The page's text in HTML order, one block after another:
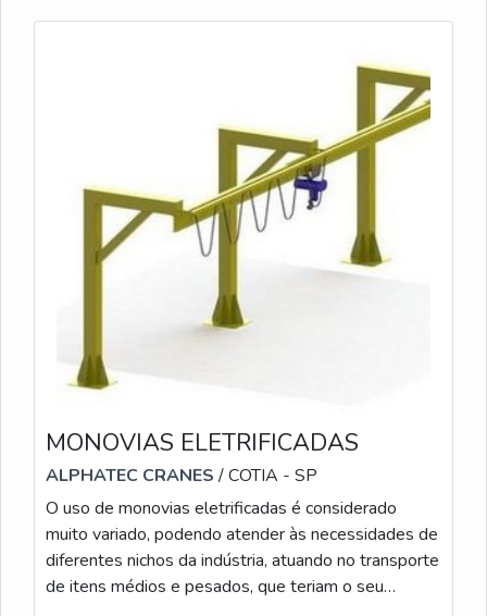
alta durabilidade para ciclos intensos. Com fabricação
própria e suporte técnico especializado, a Rovela
dimensionamento até a instalação e testes,
garantindo total conformidade com as normas
técnicas e máxima segurança para os processos de
montagem, manutenção e logística. .
MONOVIAS ELETRIFICADAS
ALPHATEC CRANES/ COTIA - SP
O uso de monovias eletrificadas é considerado
muito variado, podendo atender às necessidades de
diferentes nichos da indústria, atuando no transporte
de itens médios e pesados, que teriam o seu